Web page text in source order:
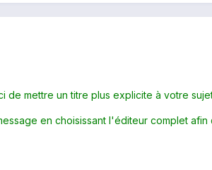
de mettre un titre plus explicite à votre
en choisissant l'éditeur complet